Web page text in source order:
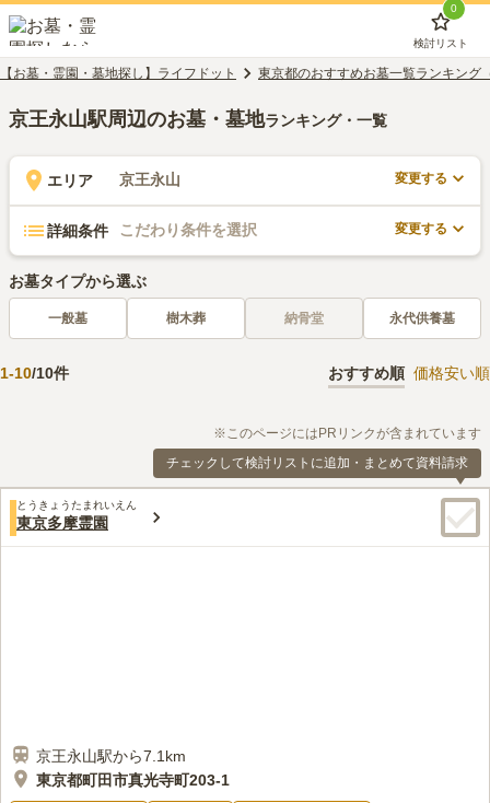
0
検討リスト
【お墓・霊園・墓地探し】ライフドット 東京都のおすすめお墓一覧ランキング
京王永山駅周辺のお墓・墓地ランキング・一覧
エリア 京王永山 変更する
詳細条件 こだわり条件を選択 変更する
お墓タイプから選ぶ
一般墓 樹木葬 納骨堂 永代供養墓
1-10/10件 おすすめ順 価格安い順
※このページにはPRリンクが含まれています
チェックして検討リストに追加・まとめて資料請求
とうきょうたまれいえん
東京多摩霊園
京王永山駅から7.1km
東京都町田市真光寺町203-1